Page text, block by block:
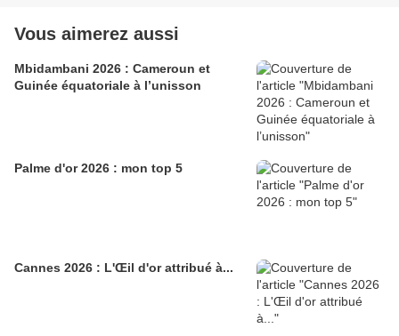
Vous aimerez aussi
Mbidambani 2026 : Cameroun et
Guinée équatoriale à l’unisson
Palme d'or 2026 : mon top 5
Cannes 2026 : L'Œil d'or attribué à...